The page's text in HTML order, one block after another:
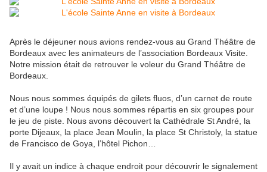
Après le déjeuner nous avions rendez-vous au Grand Théâtre de
Bordeaux avec les animateurs de l’association Bordeaux Visite.
Notre mission était de retrouver le voleur du Grand Théâtre de
Bordeaux.
Nous nous sommes équipés de gilets fluos, d’un carnet de route
et d’une loupe ! Nous nous sommes répartis en six groupes pour
le jeu de piste. Nous avons découvert la Cathédrale St André, la
porte Dijeaux, la place Jean Moulin, la place St Christoly, la statue
de Francisco de Goya, l’hôtel Pichon…
Il y avait un indice à chaque endroit pour découvrir le signalement